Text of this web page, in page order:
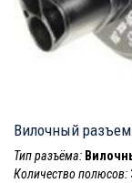
Вилочный разъем
Тип разъёма:
Количество полюсов: